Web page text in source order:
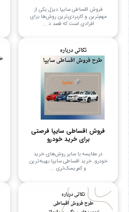
فروش اقساطی سایپا دیزل یکی از
مهم‌ترین و کاربردی‌ترین روش‌ها برای
افرادی است که قصد د ...
فروش اقساطی سایپا فرصتی
برای خرید خودرو
در مقایسه با سایر روش‌های خرید
خودرو، خرید اقساطی سایپا بهینه‌ترین
و کم‌ریسک‌تری ...